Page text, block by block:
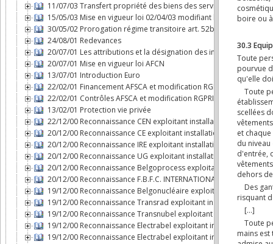
11/07/03 Transfert propriété des biens des services nucléaires à
15/05/03 Mise en vigueur loi 02/04/03 modifiant loi AFCN
30/05/02 Prorogation régime transitoire art. 52bis loi AFCN
24/08/01 Redevances
20/07/01 Les attributions et la désignation des inspecteurs
20/07/01 Mise en vigueur loi AFCN
13/07/01 Introduction Euro
22/02/01 Financement AFSCA et modification RGPRI
22/02/01 Contrôles AFSCA et modification RGPRI
13/02/01 Protection vie privée
22/12/00 Reconnaissance CEN exploitant installation nucléaire
20/12/00 Reconnaissance CE exploitant installation nucléaire
20/12/00 Reconnaissance IRE exploitant installation nucléaire
20/12/00 Reconnaissance UG exploitant installation nucléaire
20/12/00 Reconnaissance Belgoprocess exploitant installation
20/12/00 Reconnaissance F.B.F.C. INTERNATIONAL exploitant
19/12/00 Reconnaissance Belgonucléaire exploitant installation
19/12/00 Reconnaissance Transrad exploitant installation
19/12/00 Reconnaissance Transnubel exploitant installation
19/12/00 Reconnaissance Electrabel exploitant installation
19/12/00 Reconnaissance Electrabel exploitant installation